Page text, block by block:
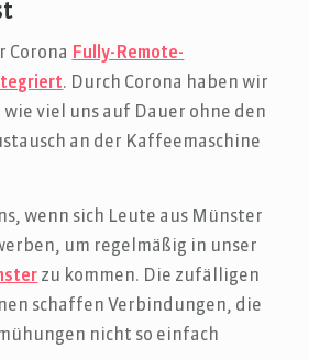
Corona Fully-Remote-
. Durch Corona haben wir
viel uns auf Dauer ohne den
an der Kaffeemaschine
wenn sich Leute aus Münster
um regelmäßig in unser
zu kommen. Die zufälligen
schaffen Verbindungen, die
nicht so einfach